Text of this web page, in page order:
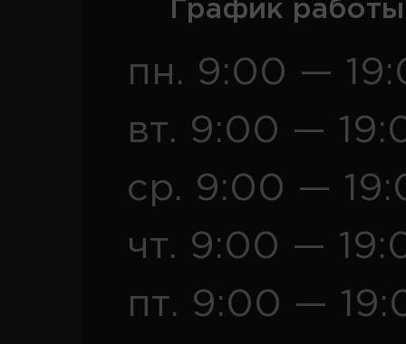
График
пн. 9:00 —
вт. 9:00 —
ср. 9:00 —
чт. 9:00 —
пт. 9:00 —